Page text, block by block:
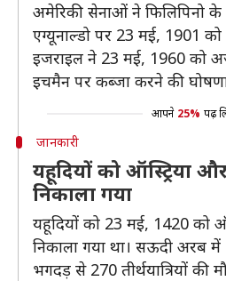
अमेरिकी सेनाओं ने फिलिपिनो के
एग्यूनाल्डो पर 23 मई, 1901 को
इजराइल ने 23 मई, 1960 को
इचमैन पर कब्जा करने की
आपने 25% पढ़
जानकारी
यहूदियों को ऑस्ट्रिया
निकाला गया
यहूदियों को 23 मई, 1420 को
निकाला गया था। सऊदी अरब
भगदड़ से 270 तीर्थयात्रियों की